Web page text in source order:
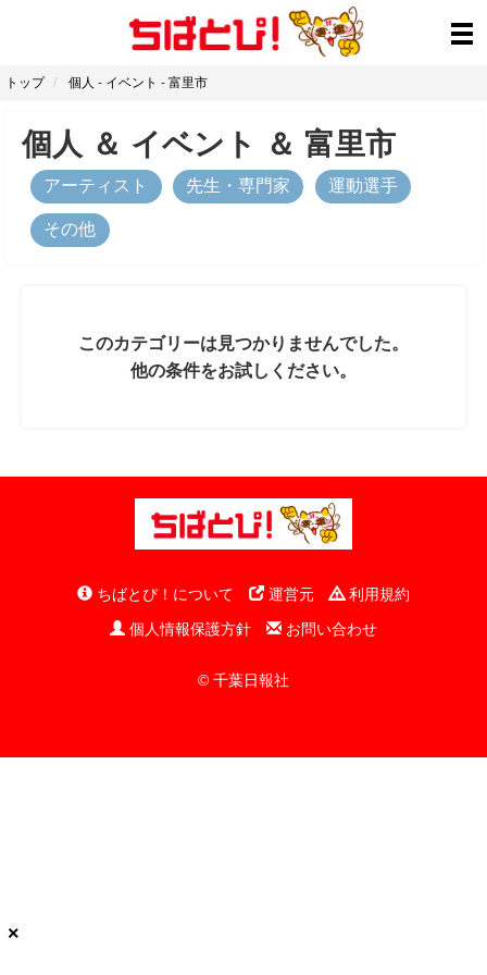
トップ 個人 - イベント - 富里市
個人 ＆ イベント ＆ 富里市
アーティスト 先生・専門家 運動選手
その他
このカテゴリーは見つかりませんでした。
他の条件をお試しください。
ちばとぴ！について 運営元
利用規約
個人情報保護方針
お問い合わせ
© 千葉日報社
×